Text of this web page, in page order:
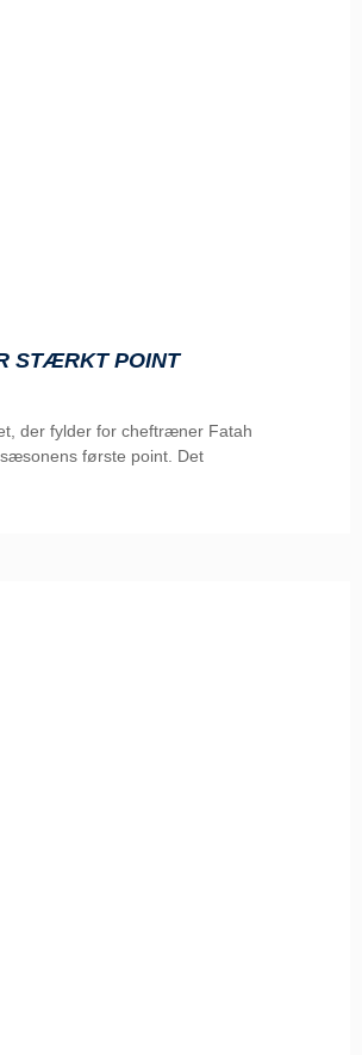
STÆRKT POINT
der fylder for cheftræner Fatah
første point. Det